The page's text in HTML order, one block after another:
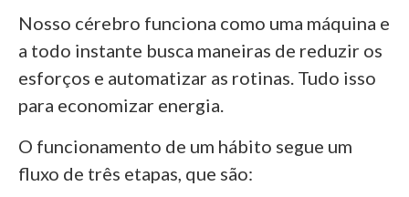
Nosso cérebro funciona como uma máquina e
a todo instante busca maneiras de reduzir os
esforços e automatizar as rotinas. Tudo isso
para economizar energia.
O funcionamento de um hábito segue um
fluxo de três etapas, que são: